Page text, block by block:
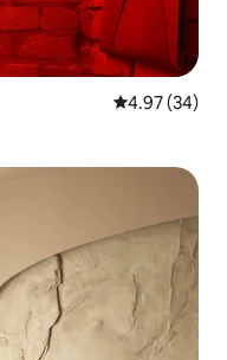
Calificación
4.97 (34)